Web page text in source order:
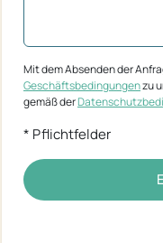
Mit dem Absenden der
Geschäftsbedingungenzu
gemäß der
* Pflichtfelder